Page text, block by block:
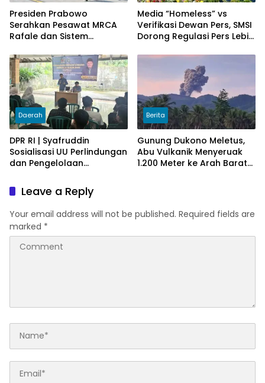
Presiden Prabowo
Serahkan Pesawat MRCA
Rafale dan Sistem
Perkuat Pertahanan Udara
Nasional
Media “Homeless” vs
Verifikasi Dewan Pers, SMSI
Dorong Regulasi Pers Lebih
Daerah
DPR RI | Syafruddin
Sosialisasi UU Perlindungan
dan Pengelolaan
Berita
Gunung Dukono Meletus,
Abu Vulkanik Menyeruak
1.200 Meter ke Arah Barat
Leave a Reply
Your email address will not be published. Required fields are
marked *